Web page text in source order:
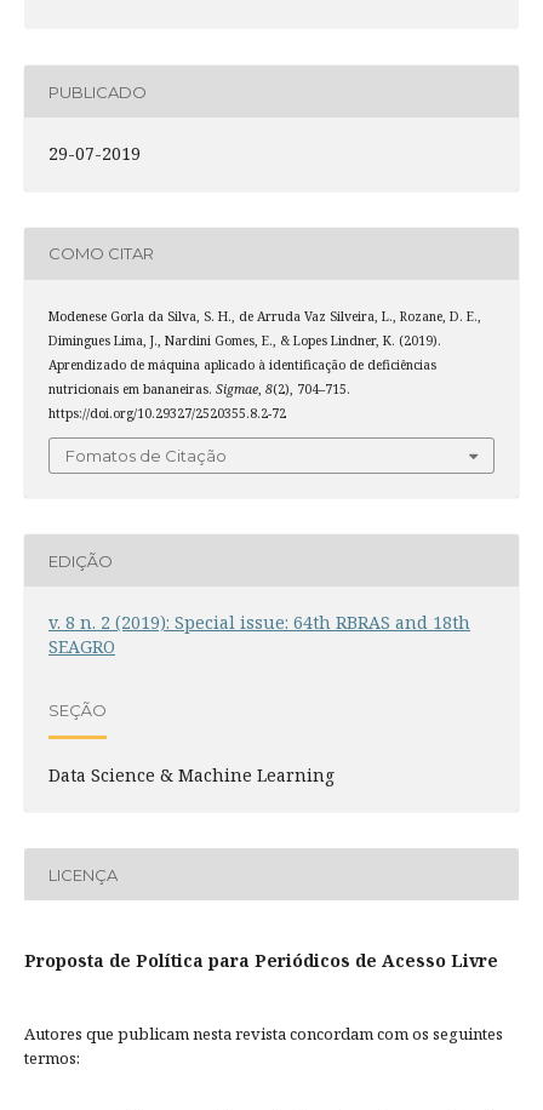
PUBLICADO
29-07-2019
COMO CITAR
Modenese Gorla da Silva, S. H., de Arruda Vaz Silveira, L., Rozane, D. E.,
Dimingues Lima, J., Nardini Gomes, E., & Lopes Lindner, K. (2019).
Aprendizado de máquina aplicado à identificação de deficiências
nutricionais em bananeiras. Sigmae, 8(2), 704–715.
https://doi.org/10.29327/2520355.8.2-72
Fomatos de Citação
EDIÇÃO
v. 8 n. 2 (2019): Special issue: 64th RBRAS and 18th
SEAGRO
SEÇÃO
Data Science & Machine Learning
LICENÇA
Proposta de Política para Periódicos de Acesso Livre
Autores que publicam nesta revista concordam com os seguintes
termos: